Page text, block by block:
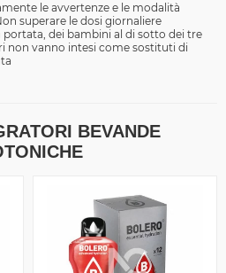
le avvertenze e le modalità
superare le dosi giornaliere
portata, dei bambini al di sotto dei tre
non vanno intesi come sostituti di
BEVANDE